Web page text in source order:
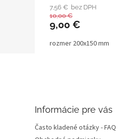
7,56 € bez DPH
10,00 €
9,00 €
rozmer 200x150 mm
Informácie pre vás
Často kladené otázky - FAQ